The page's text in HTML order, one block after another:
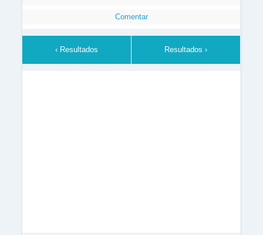
Comentar
‹ Resultados Resultados ›